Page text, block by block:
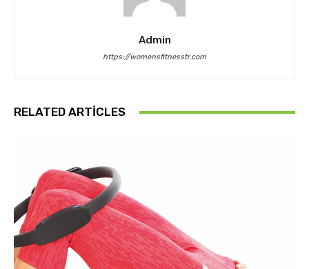
Admin
https://womensfitnesstr.com
RELATED ARTICLES